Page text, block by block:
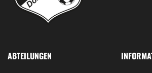
ABTEILUNGEN